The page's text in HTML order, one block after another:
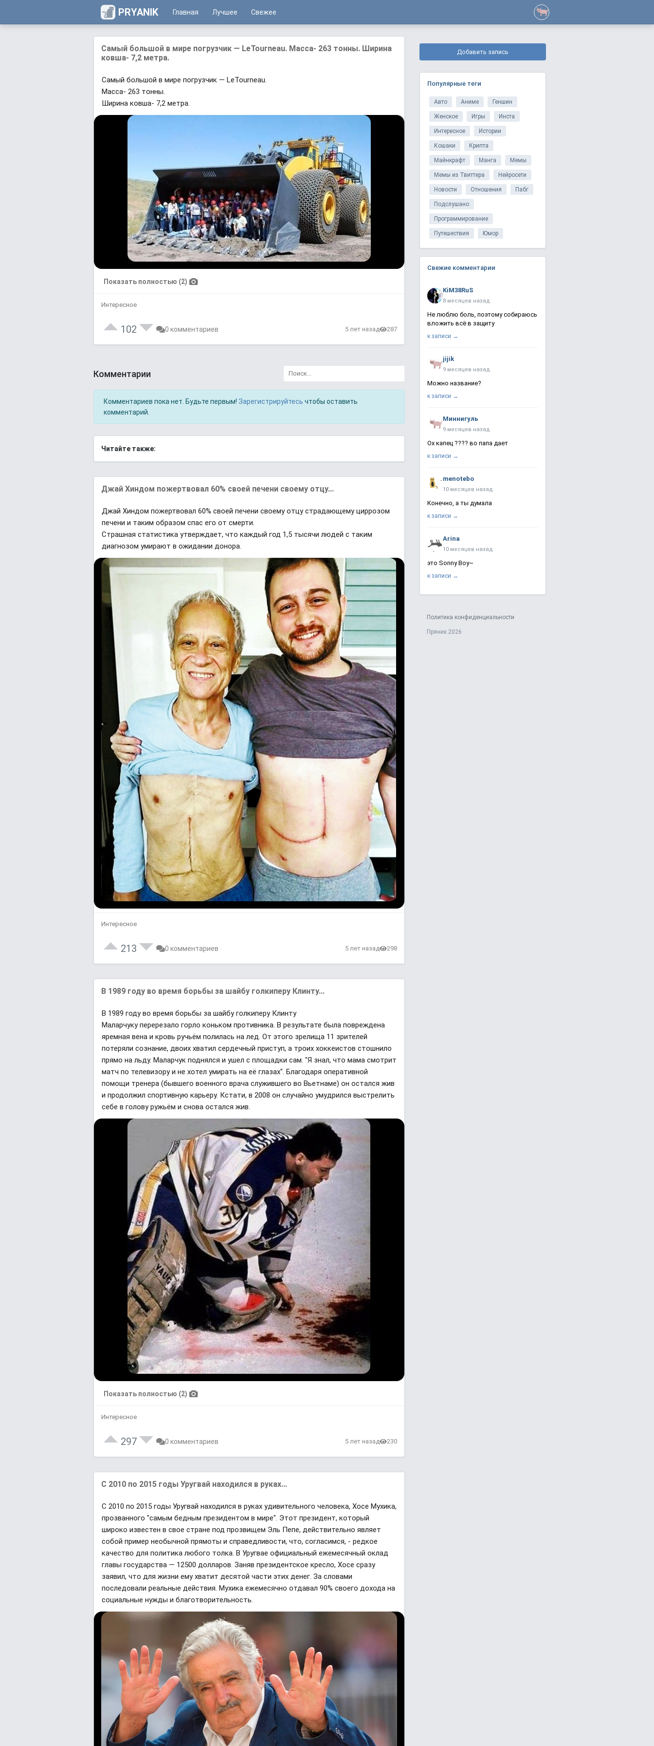
PRYANIK Главная Лучшее Свежее
Самый большой в мире погрузчик — LeTourneau. Масса- 263 тонны. Ширина
ковша- 7,2 метра.
Самый большой в мире погрузчик — LeTourneau.
Масса- 263 тонны.
Ширина ковша- 7,2 метра.
Показать полностью (2)
Интересное
102 0 комментариев 5 лет назад 287
Комментарии
Комментариев пока нет. Будьте первым! Зарегистрируйтесь чтобы оставить
комментарий.
Читайте также:
Джай Хиндом пожертвовал 60% своей печени своему отцу...
Джай Хиндом пожертвовал 60% своей печени своему отцу страдающему циррозом
печени и таким образом спас его от смерти.
Страшная статистика утверждает, что каждый год 1,5 тысячи людей с таким
диагнозом умирают в ожидании донора.
Интересное
213 0 комментариев 5 лет назад 298
В 1989 году во время борьбы за шайбу голкиперу Клинту...
В 1989 году во время борьбы за шайбу голкиперу Клинту
Маларчуку перерезало горло коньком противника. В результате была повреждена
яремная вена и кровь ручьём полилась на лед. От этого зрелища 11 зрителей
потеряли сознание, двоих хватил сердечный приступ, а троих хоккеистов стошнило
прямо на льду. Маларчук поднялся и ушел с площадки сам. "Я знал, что мама смотрит
матч по телевизору и не хотел умирать на её глазах". Благодаря оперативной
помощи тренера (бывшего военного врача служившего во Вьетнаме) он остался жив
и продолжил спортивную карьеру. Кстати, в 2008 он случайно умудрился выстрелить
себе в голову ружьём и снова остался жив.
Показать полностью (2)
Интересное
297 0 комментариев 5 лет назад 230
С 2010 по 2015 годы Уругвай находился в руках...
С 2010 по 2015 годы Уругвай находился в руках удивительного человека, Хосе Мухика,
прозванного "самым бедным президентом в мире". Этот президент, который
широко известен в свое стране под прозвищем Эль Пепе, действительно являет
собой пример необычной прямоты и справедливости, что, согласимся, - редкое
качество для политика любого толка. В Уругвае официальный ежемесячный оклад
главы государства — 12500 долларов. Заняв президентское кресло, Хосе сразу
заявил, что для жизни ему хватит десятой части этих денег. За словами
последовали реальные действия. Мухика ежемесячно отдавал 90% своего дохода на
социальные нужды и благотворительность.
Добавить запись
Популярные теги
Авто Аниме Геншин
Женское Игры Инста
Интересное Истории
Кошаки Крипта
Майнкрафт Манга Мемы
Мемы из Твиттера Нейросети
Новости Отношения Пабг
Подслушано
Программирование
Путешествия Юмор
Свежие комментарии
KiM38RuS
8 месяцев назад
Не люблю боль, поэтому собираюсь
вложить всё в защиту
к записи →
jijik
9 месяцев назад
Можно название?
к записи →
Миннигуль
9 месяцев назад
Ох капец ???? во папа дает
к записи →
menotebo
10 месяцев назад
Конечно, а ты думала
к записи →
Arina
10 месяцев назад
это Sonny Boy~
к записи →
Политика конфиденциальности
Пряник 2026